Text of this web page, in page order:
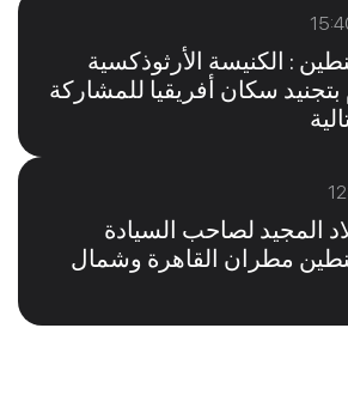
: الكنيسة الأرثوذكسية
بتجنيد سكان أفريقيا للمشاركة
المجيد لصاحب السيادة
مطران القاهرة وشمال